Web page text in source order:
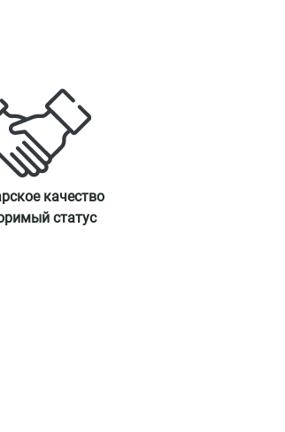
качество
статус